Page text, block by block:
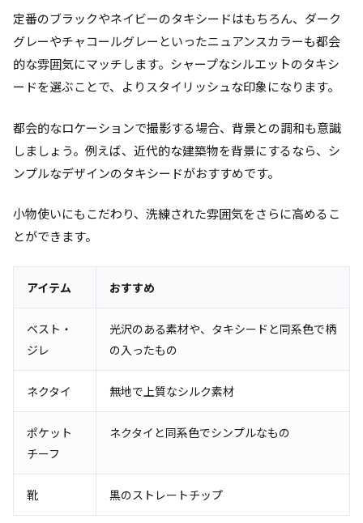
定番のブラックやネイビーのタキシードはもちろん、ダーク
グレーやチャコールグレーといったニュアンスカラーも都会
的な雰囲気にマッチします。シャープなシルエットのタキシ
ードを選ぶことで、よりスタイリッシュな印象になります。
都会的なロケーションで撮影する場合、背景との調和も意識
しましょう。例えば、近代的な建築物を背景にするなら、シ
ンプルなデザインのタキシードがおすすめです。
小物使いにもこだわり、洗練された雰囲気をさらに高めるこ
とができます。
アイテム おすすめ
ベスト・
ジレ
光沢のある素材や、タキシードと同系色で柄
の入ったもの
ネクタイ 無地で上質なシルク素材
ポケット
チーフ
ネクタイと同系色でシンプルなもの
靴 黒のストレートチップ